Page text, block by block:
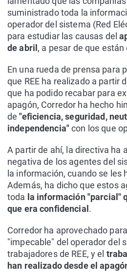
suministrado toda la
operador del sistema (Red
para estudiar las causas del
de abril , a pesar de que
En una rueda de prensa para
que REE ha realizado a partir
que ha podido recabar para
apagón, Corredor ha hecho
de"eficiencia, seguridad,
independencia"con los que
A partir de ahí, la directiva ha
negativa de los agentes del
la información, cuando se les
Además, ha dicho que estos
toda la información "parcial"
que era confidencial .
Corredor ha aprovechado
"impecable" del operador del
trabajadores de REE, y el
han realizado desde el